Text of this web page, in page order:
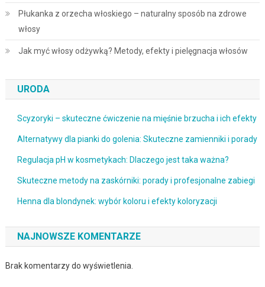
Płukanka z orzecha włoskiego – naturalny sposób na zdrowe
włosy
Jak myć włosy odżywką? Metody, efekty i pielęgnacja włosów
URODA
Scyzoryki – skuteczne ćwiczenie na mięśnie brzucha i ich efekty
Alternatywy dla pianki do golenia: Skuteczne zamienniki i porady
Regulacja pH w kosmetykach: Dlaczego jest taka ważna?
Skuteczne metody na zaskórniki: porady i profesjonalne zabiegi
Henna dla blondynek: wybór koloru i efekty koloryzacji
NAJNOWSZE KOMENTARZE
Brak komentarzy do wyświetlenia.